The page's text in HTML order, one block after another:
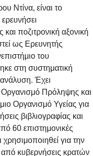
Ντίνα, είναι το
ποζιτρονική αξονική
ως Ερευνητής
του
στη συστηματική
Έχει
Πρόληψης και
Οργανισμό Υγείας για
βιβλιογραφίας και
60 επιστημονικές
για την
κυβερνήσεις κρατών